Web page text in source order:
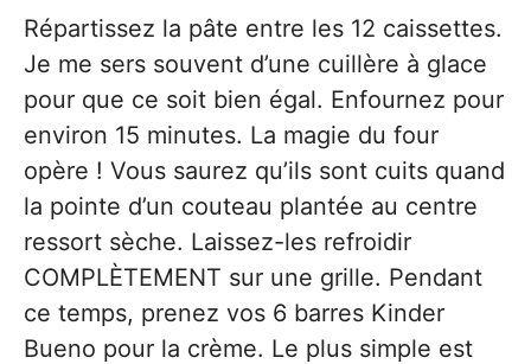
Répartissez la pâte entre les 12 caissettes.
Je me sers souvent d’une cuillère à glace
pour que ce soit bien égal. Enfournez pour
environ 15 minutes. La magie du four
opère ! Vous saurez qu’ils sont cuits quand
la pointe d’un couteau plantée au centre
ressort sèche. Laissez-les refroidir
COMPLÈTEMENT sur une grille. Pendant
ce temps, prenez vos 6 barres Kinder
Bueno pour la crème. Le plus simple est